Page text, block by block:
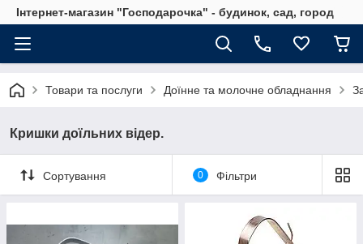
Інтернет-магазин "Господарочка" - будинок, сад, город
Товари та послуги Доїнне та молочне обладнання
Кришки доїльних відер.
Сортування 0 Фільтри